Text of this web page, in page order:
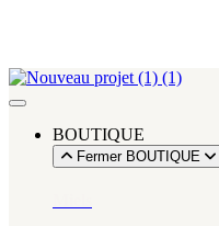
BOUTIQUE
Fermer BOUTIQUE